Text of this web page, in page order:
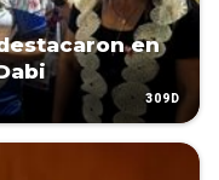
en
309D